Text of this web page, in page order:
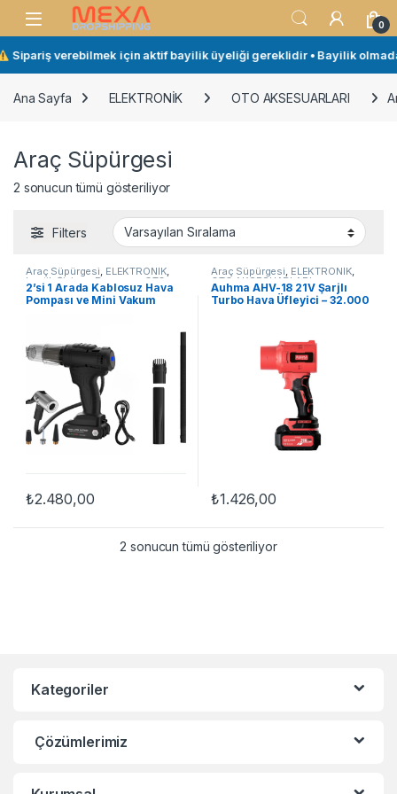
Skip to navigation
Skip to content
Open 0
Sipariş verebilmek için aktif bayilik üyeliği gereklidir • Bayilik
Ana Sayfa ELEKTRONİK OTO AKSESUARLARI
Araç Süpürgesi
2 sonucun tümü gösteriliyor
Filters
Araç Süpürgesi, ELEKTRONİK,
Lastik Şişirme Pompası OTO
AKSESUARLARI
2’si 1 Arada Kablosuz Hava
Pompası ve Mini Vakum
₺2.480,00
Araç Süpürgesi, ELEKTRONİK,
OTO AKSESUARLARI
Auhma AHV-18 21V Şarjlı
Turbo Hava Üfleyici – 32.000
₺1.426,00
2 sonucun tümü gösteriliyor
Kategoriler
Çözümlerimiz